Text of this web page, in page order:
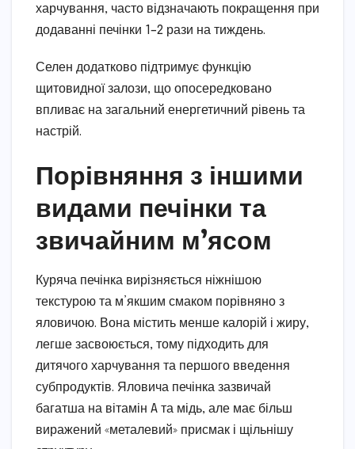
харчування, часто відзначають покращення при
додаванні печінки 1–2 рази на тиждень.
Селен додатково підтримує функцію
щитовидної залози, що опосередковано
впливає на загальний енергетичний рівень та
настрій.
Порівняння з іншими
видами печінки та
звичайним м’ясом
Куряча печінка вирізняється ніжнішою
текстурою та м’якшим смаком порівняно з
яловичою. Вона містить менше калорій і жиру,
легше засвоюється, тому підходить для
дитячого харчування та першого введення
субпродуктів. Яловича печінка зазвичай
багатша на вітамін A та мідь, але має більш
виражений «металевий» присмак і щільнішу